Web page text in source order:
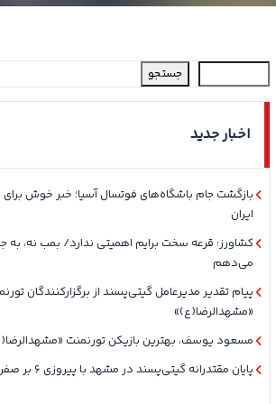
جستجو
اخبار جدید
بازگشت جام باشگاه‌های فوتسال آسیا؛ خبر خوش
ایران
کشاورز: قرعه سخت برایم اهمیتی ندارد/ بمب نه، به
می‌دهم
پیام تقدیر مدیرعامل گیتی‌پسند از برگزارکنندگان
«مشهدالرضا(ع)»
مسعود یوسف، بهترین بازیکن تورنمنت
پایان مقتدرانه گیتی‌پسند در مشهد با پیروزی ۶ بر صفر